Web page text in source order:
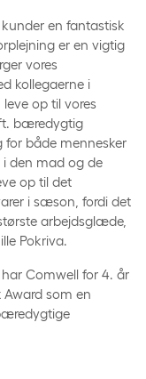
en fantastisk
er en vigtig
vores
kollegaerne i
op til vores
bæredygtig
for både mennesker
den mad og de
op til det
i sæson, fordi det
arbejdsglæde,
Pokriva.
Comwell for 4. år
Award som en